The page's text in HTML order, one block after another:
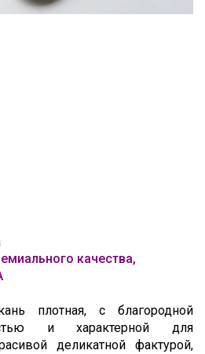
качества,
плотная, с благородной
и характерной для
деликатной фактурой,